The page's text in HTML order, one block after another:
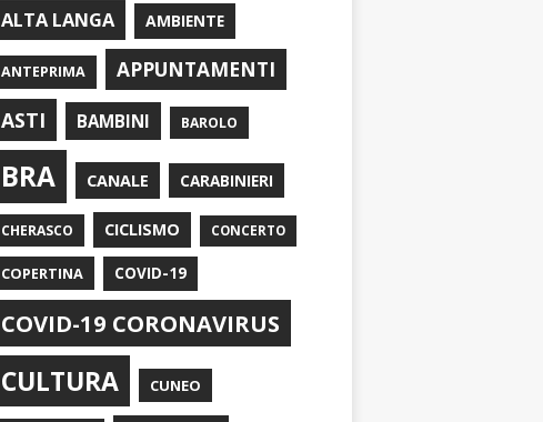
ALTA LANGA AMBIENTE
ANTEPRIMA
APPUNTAMENTI
ASTI
BAMBINI BAROLO
BRA CANALE CARABINIERI
CHERASCO CICLISMO CONCERTO
COPERTINA COVID-19
COVID-19 CORONAVIRUS
CULTURA CUNEO